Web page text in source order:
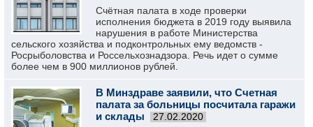
Счётная палата в ходе проверки
исполнения бюджета в 2019 году выявила
нарушения в работе Министерства
сельского хозяйства и подконтрольных ему ведомств -
Росрыболовства и Россельхознадзора. Речь идет о сумме
более чем в 900 миллионов рублей.
В Минздраве заявили, что Счетная
палата за больницы посчитала гаражи
и склады
27.02.2020